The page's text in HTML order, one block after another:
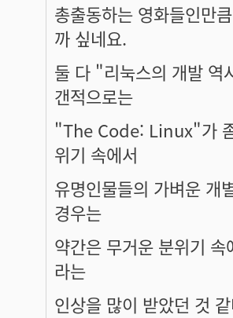
총출동하는 영화들인만
까 싶네요.
둘 다 "리눅스의 개발 역
갠적으로는
"The Code: Linux"가
위기 속에서
유명인물들의 가벼운
경우는
약간은 무거운 분위기
라는
인상을 많이 받았던 것